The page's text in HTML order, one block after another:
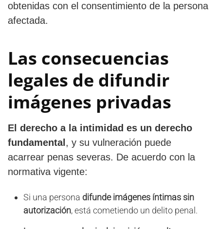
obtenidas con el consentimiento de la persona
afectada.
Las consecuencias
legales de difundir
imágenes privadas
El derecho a la intimidad es un derecho
fundamental , y su vulneración puede
acarrear penas severas. De acuerdo con la
normativa vigente:
Si una persona difunde imágenes íntimas sin
autorización, está cometiendo un delito penal.